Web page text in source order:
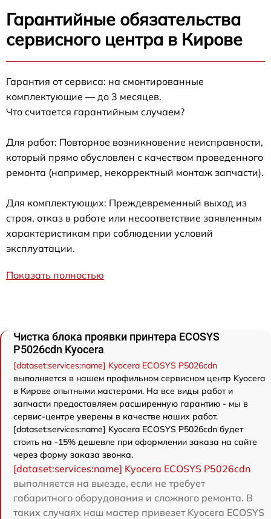
Гарантийные обязательства
сервисного центра в Кирове
Гарантия от сервиса: на смонтированные
комплектующие — до 3 месяцев.
Что считается гарантийным случаем?
Для работ: Повторное возникновение неисправности,
который прямо обусловлен с качеством проведенного
ремонта (например, некорректный монтаж запчасти).
Для комплектующих: Преждевременный выход из
строя, отказ в работе или несоответствие заявленным
характеристикам при соблюдении условий
эксплуатации.
Показать полностью
Чистка блока проявки принтера ECOSYS
P5026cdn Kyocera
[dataset:services:name] Kyocera ECOSYS P5026cdn
выполняется в нашем профильном сервисном центр Kyocera
в Кирове опытными мастерами. На все виды работ и
запчасти предоставляем расширенную гарантию - мы в
сервис-центре уверены в качестве наших работ.
[dataset:services:name] Kyocera ECOSYS P5026cdn будет
стоить на -15% дешевле при оформлении заказа на сайте
через форму заказа звонка.
[dataset:services:name] Kyocera ECOSYS P5026cdn
выполняется на выезде, если не требует
габаритного оборудования и сложного ремонта. В
таких случаях наш мастер привезет Kyocera ECOSYS